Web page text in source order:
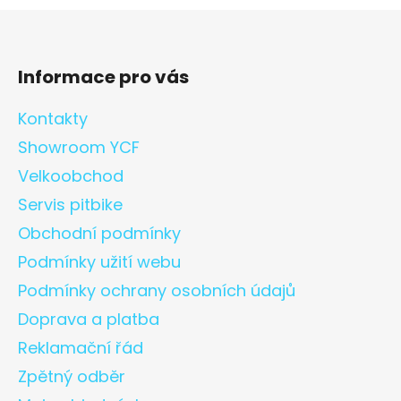
Informace pro vás
Kontakty
Showroom YCF
Velkoobchod
Servis pitbike
Obchodní podmínky
Podmínky užití webu
Podmínky ochrany osobních údajů
Doprava a platba
Reklamační řád
Zpětný odběr